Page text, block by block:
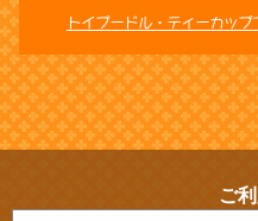
トイプードル・ティーカッ
ご